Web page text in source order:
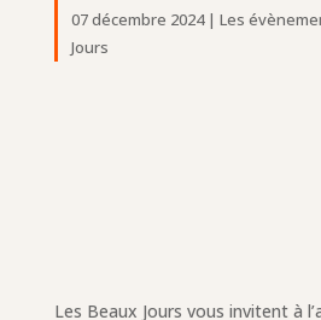
07 décembre 2024| Les
Jours
Les Beaux Jours vous invitent à